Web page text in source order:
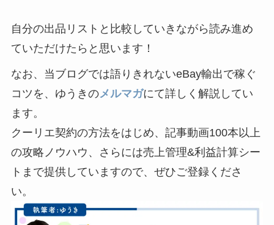
自分の出品リストと比較していきながら読み進め
ていただけたらと思います！
なお、当ブログでは語りきれないeBay輸出で稼ぐ
コツを、ゆうきのメルマガにて詳しく解説してい
ます。
クーリエ契約の方法をはじめ、記事動画100本以上
の攻略ノウハウ、さらには売上管理&利益計算シー
トまで提供していますので、ぜひご登録くださ
い。